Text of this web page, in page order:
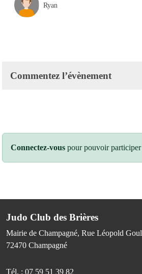
Ryan
Commentez l’évènement
Connectez-vous pour pouvoir
Judo Club des Brières
Mairie de Champagné, Rue Léopold
72470 Champagné
Tél. : 07 59 51 39 82